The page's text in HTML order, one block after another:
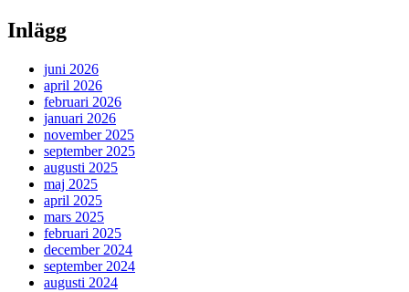
Inlägg
juni 2026
april 2026
februari 2026
januari 2026
november 2025
september 2025
augusti 2025
maj 2025
april 2025
mars 2025
februari 2025
december 2024
september 2024
augusti 2024